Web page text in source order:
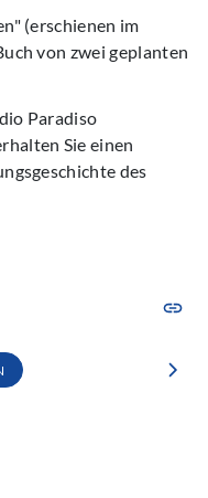
(erschienen im
von zwei geplanten
Paradiso
Sie einen
des